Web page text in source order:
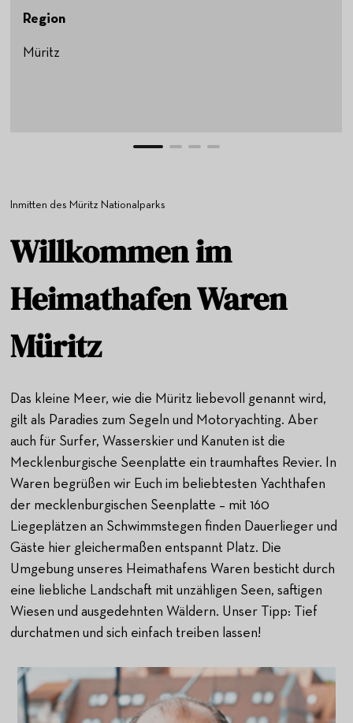
Region
Müritz
Inmitten des Müritz Nationalparks
Willkommen im
Heimathafen Waren
Müritz
Das kleine Meer, wie die Müritz liebevoll genannt wird,
gilt als Paradies zum Segeln und Motoryachting. Aber
auch für Surfer, Wasserskier und Kanuten ist die
Mecklenburgische Seenplatte ein traumhaftes Revier. In
Waren begrüßen wir Euch im beliebtesten Yachthafen
der mecklenburgischen Seenplatte – mit 160
Liegeplätzen an Schwimmstegen finden Dauerlieger und
Gäste hier gleichermaßen entspannt Platz. Die
Umgebung unseres Heimathafens Waren besticht durch
eine liebliche Landschaft mit unzähligen Seen, saftigen
Wiesen und ausgedehnten Wäldern. Unser Tipp: Tief
durchatmen und sich einfach treiben lassen!